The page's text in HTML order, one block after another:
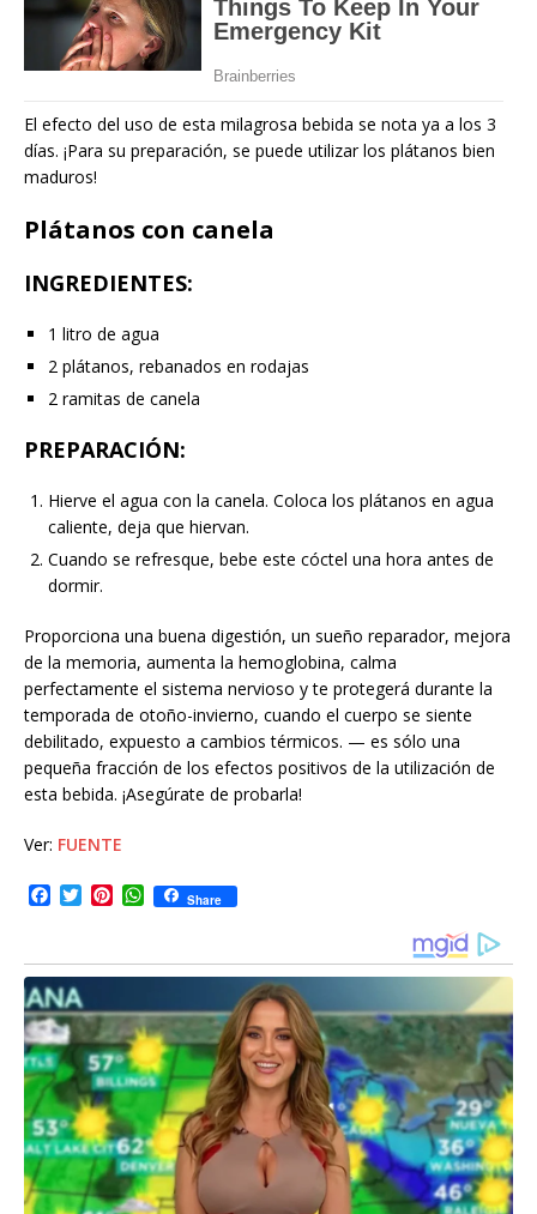
El efecto del uso de esta milagrosa bebida se nota ya a los 3
días. ¡Para su preparación, se puede utilizar los plátanos bien
maduros!
Plátanos con canela
INGREDIENTES:
1 litro de agua
2 plátanos, rebanados en rodajas
2 ramitas de canela
PREPARACIÓN:
Hierve el agua con la canela. Coloca los plátanos en agua
caliente, deja que hiervan.
Cuando se refresque, bebe este cóctel una hora antes de
dormir.
Proporciona una buena digestión, un sueño reparador, mejora
de la memoria, aumenta la hemoglobina, calma
perfectamente el sistema nervioso y te protegerá durante la
temporada de otoño-invierno, cuando el cuerpo se siente
debilitado, expuesto a cambios térmicos. — es sólo una
pequeña fracción de los efectos positivos de la utilización de
esta bebida. ¡Asegúrate de probarla!
Ver: FUENTE
e
b
o
o
k
T
t
t
e
r
P
t
e
e
s
t
W
h
t
s
p
p
Share